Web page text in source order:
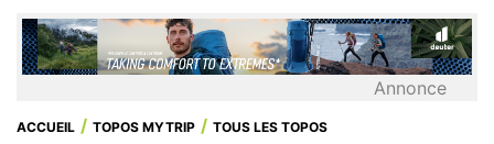
Annonce
ACCUEIL TOPOS MYTRIP TOUS LES TOPOS